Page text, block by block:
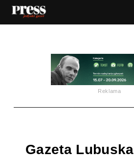
Reklama
Gazeta Lubuska